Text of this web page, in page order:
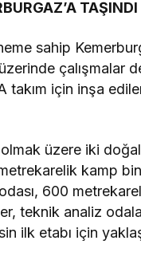
TAŞINDI
sahip
çalışmalar
takım için inşa
olmak üzere iki
kamp
600
teknik analiz
ilk etabı için